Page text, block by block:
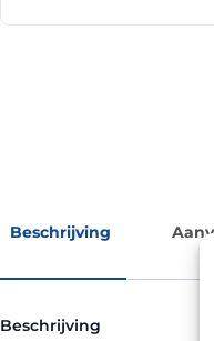
Beschrijving
Beschrijving